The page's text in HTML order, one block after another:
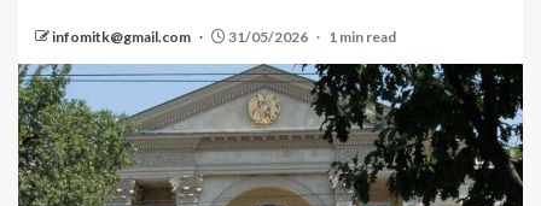
infomitk@gmail.com 31/05/2026 1 min read